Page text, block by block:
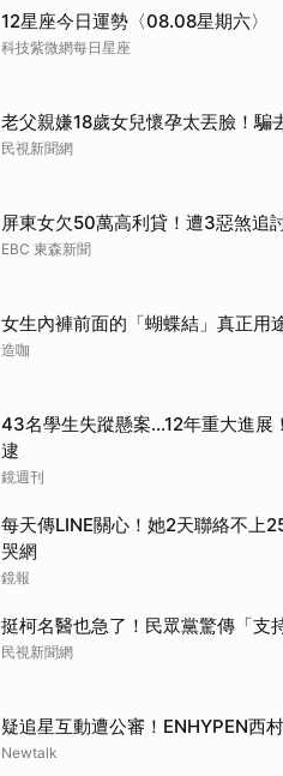
12星座今日運勢〈08.08星期六〉
科技紫微網每日星座
老父親嫌18歲女兒懷孕太丟臉！騙
民視新聞網
屏東女欠50萬高利貸！遭3惡煞追
EBC 東森新聞
女生內褲前面的「蝴蝶結」真正用
造咖
43名學生失蹤懸案...12年重大進
逮
鏡週刊
每天傳LINE關心！她2天聯絡不上
哭網
鏡報
挺柯名醫也急了！民眾黨驚傳「支
民視新聞網
疑追星互動遭公審！ENHYPEN西
Newtalk